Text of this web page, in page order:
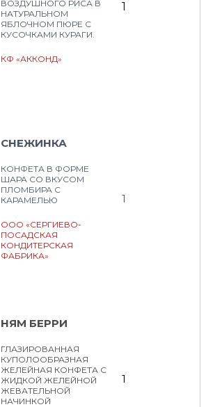
ВОЗДУШНОГО РИСА В
НАТУРАЛЬНОМ
ЯБЛОЧНОМ ПЮРЕ С
КУСОЧКАМИ КУРАГИ.
КФ «АККОНД»
1
СНЕЖИНКА
КОНФЕТА В ФОРМЕ
ШАРА СО ВКУСОМ
ПЛОМБИРА С
КАРАМЕЛЬЮ
ООО «СЕРГИЕВО-
ПОСАДСКАЯ
КОНДИТЕРСКАЯ
ФАБРИКА»
1
НЯМ БЕРРИ
ГЛАЗИРОВАННАЯ
КУПОЛООБРАЗНАЯ
ЖЕЛЕЙНАЯ КОНФЕТА С
ЖИДКОЙ ЖЕЛЕЙНОЙ
ЖЕВАТЕЛЬНОЙ
НАЧИНКОЙ
1